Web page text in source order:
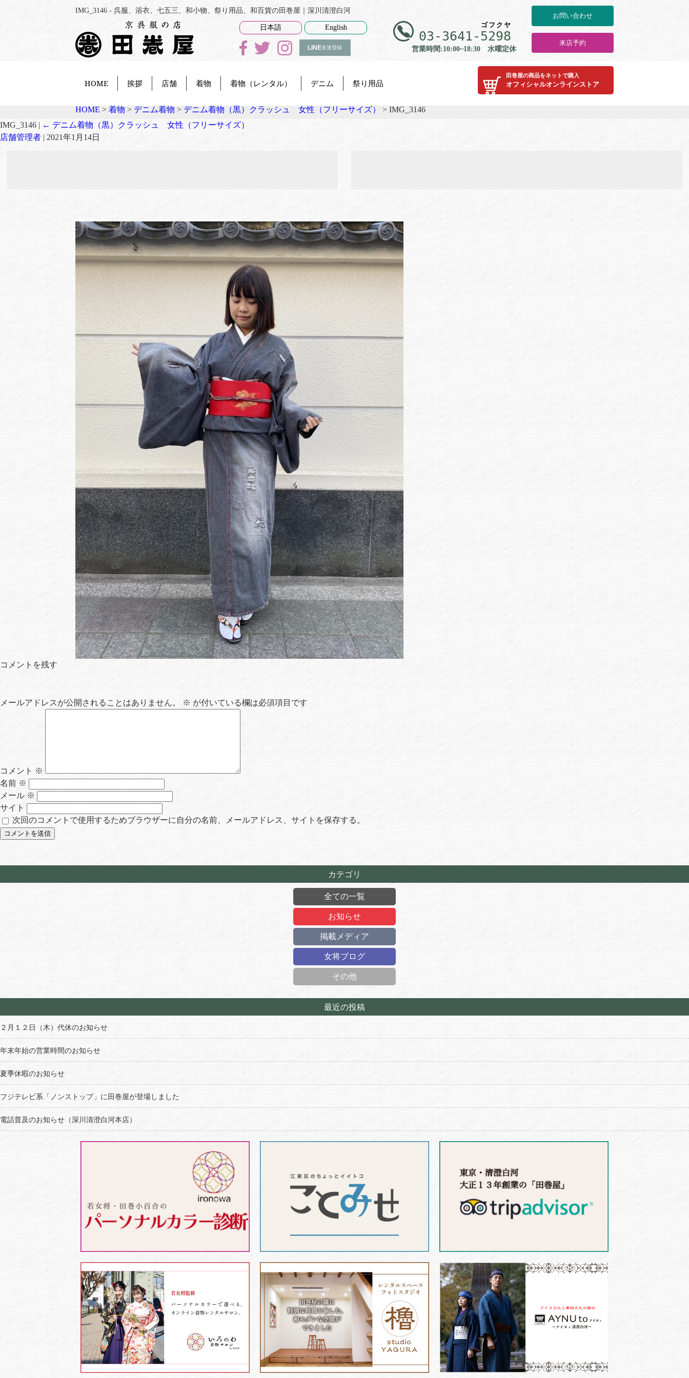
IMG_3146 - 呉服、浴衣、七五三、和小物、祭り用品、和百貨の田巻屋｜深川清澄白河
日本語 English
LINE友達登録
03-3641-5
ゴ
2
フ
9
ク
8
ヤ
営業時間:10:00~18:30 水曜定休
来店予約
お問い合わせ
HOME 挨拶 店舗 着物 着物（レンタル） デニム 祭り用品
田巻屋の商品をネットで購入
オフィシャルオンラインストア
HOME > 着物 > デニム着物 > デニム着物（黒）クラッシュ 女性（フリーサイズ） > IMG_3146
IMG_3146 | ← デニム着物（黒）クラッシュ 女性（フリーサイズ）
店舗管理者 | 2021年1月14日
コメントを残す
メールアドレスが公開されることはありません。 ※ が付いている欄は必須項目です
コメント ※
名前 ※
メール ※
サイト
次回のコメントで使用するためブラウザーに自分の名前、メールアドレス、サイトを保存する。
カテゴリ
全ての一覧
お知らせ
掲載メディア
女将ブログ
その他
最近の投稿
２月１２日（木）代休のお知らせ
年末年始の営業時間のお知らせ
夏季休暇のお知らせ
フジテレビ系「ノンストップ」に田巻屋が登場しました
電話普及のお知らせ（深川清澄白河本店）